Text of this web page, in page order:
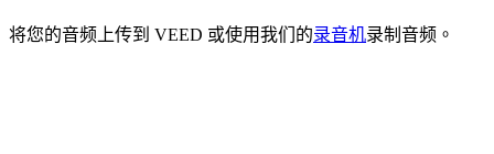
将您的音频上传到 VEED 或使用我们的录音机录制音频。